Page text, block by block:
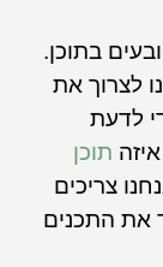
בתוכן.
לצרוך את
לדעת
תוכן
צריכים
את התכנים